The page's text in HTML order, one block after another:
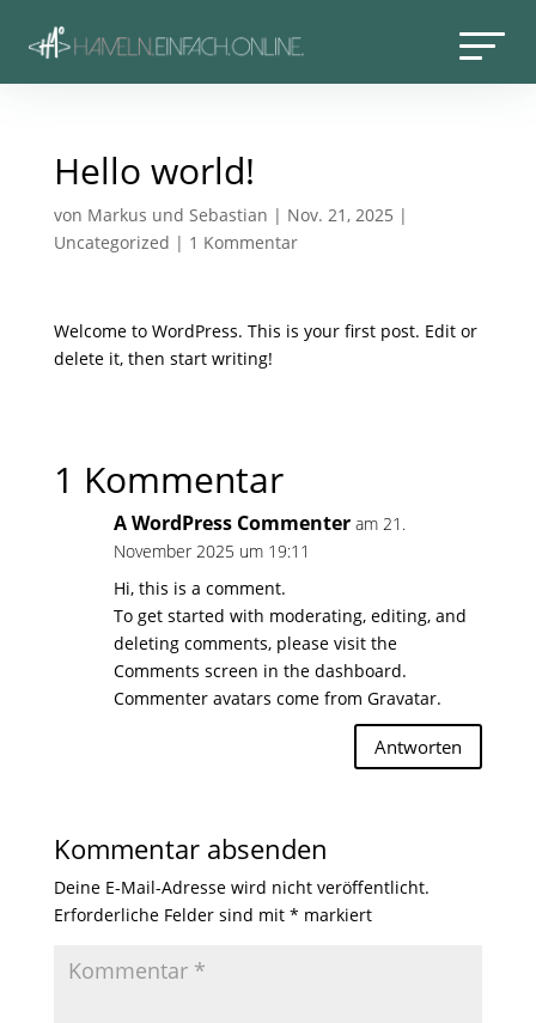
Hello world!
von Markus und Sebastian | Nov. 21, 2025 |
Uncategorized | 1 Kommentar
Welcome to WordPress. This is your first post. Edit or
delete it, then start writing!
1 Kommentar
A WordPress Commenter am 21.
November 2025 um 19:11
Hi, this is a comment.
To get started with moderating, editing, and
deleting comments, please visit the
Comments screen in the dashboard.
Commenter avatars come from Gravatar.
Antworten
Kommentar absenden
Deine E-Mail-Adresse wird nicht veröffentlicht.
Erforderliche Felder sind mit * markiert